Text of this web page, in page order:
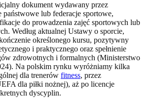
dokument wydawany przez
lub federacje sportowe,
do prowadzenia zajęć sportowych lub
Według aktualnej Ustawy o sporcie,
określonego kursu, pozytywny
i praktycznego oraz spełnienie
zdrowotnych i formalnych (Ministerstwo
Na polskim rynku wyróżniamy kilka
dla trenerów fitness, przez
dla piłki nożnej), aż po licencje
dyscyplin.